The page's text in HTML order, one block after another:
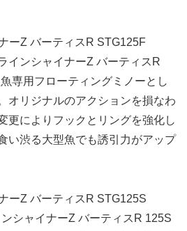
ーZ バーティスR STG125F
インシャイナーZ バーティスR
専用フローティングミノーとし
オリジナルのアクションを損なわ
更によりフックとリングを強化し
い渋る大型魚でも誘引力がアップ
ーZ バーティスR STG125S
シャイナーZ バーティスR 125S